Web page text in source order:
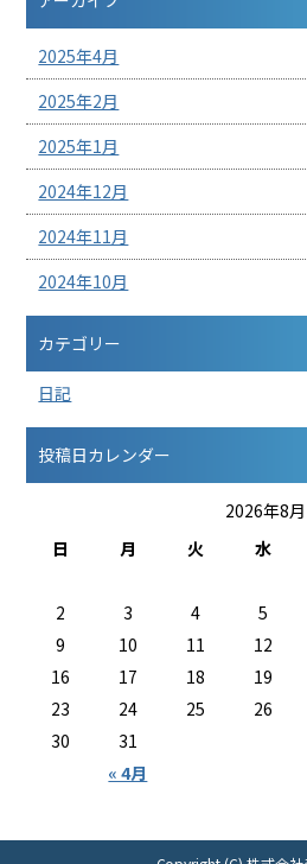
2025年4月
2025年2月
2025年1月
2024年12月
2024年11月
2024年10月
カテゴリー
日記
投稿日カレンダー
2026年8月
日
月 火 水
« 4月
2
3 4 5
9
10 11 12
16
17 18 19
23
24 25 26
30
31